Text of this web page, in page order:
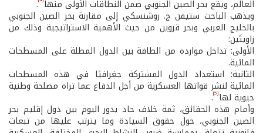
العالم، ويقع بحر الصين الجنوبي ضمن النطاقات الأولى منها .
ويذهب الباحث ستيفن ج. روشنسكي إلى مقارنة بحر الصين الجنوبي
بالخليج العربي وبحر قزوين من حيث الأهمية الاستراتيجية وذلك من
زاويتَين:
الأولى: تداخل موارده من الطاقة بين الدول المطلة على المسطحات
المائية.
الثانية: استعداد الدول المشتركة جغرافيًا في هذه المسطحات
المائية لنشر قواتها العسكرية من أجل الدفاع عما تراه مصلحة وطنية
حيوية لها[5]
.
وأمام هذه الحقائق، ثمة خلاف حاد يدور اليوم بين دول إقليم بحر
الصين الجنوبي، حول حقوق السيادة وما يترتب عليها من تبعات